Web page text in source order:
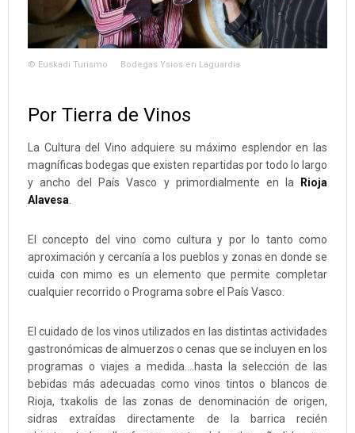
© Euskadi Turismo Bodegas Ysios en Laguardia
Por Tierra de Vinos
La Cultura del Vino adquiere su máximo esplendor en las
magníficas bodegas que existen repartidas por todo lo largo
y ancho del País Vasco y primordialmente en la
Rioja
Alavesa.
El concepto del vino como cultura y por lo tanto como
aproximación y cercanía a los pueblos y zonas en donde se
cuida con mimo es un elemento que permite completar
cualquier recorrido o Programa sobre el País Vasco.
El cuidado de los vinos utilizados en las distintas actividades
gastronómicas de almuerzos o cenas que se incluyen en los
programas o viajes a medida….hasta la selección de las
bebidas más adecuadas como vinos tintos o blancos de
Rioja, txakolis de las zonas de denominación de origen,
sidras extraídas directamente de la barrica recién